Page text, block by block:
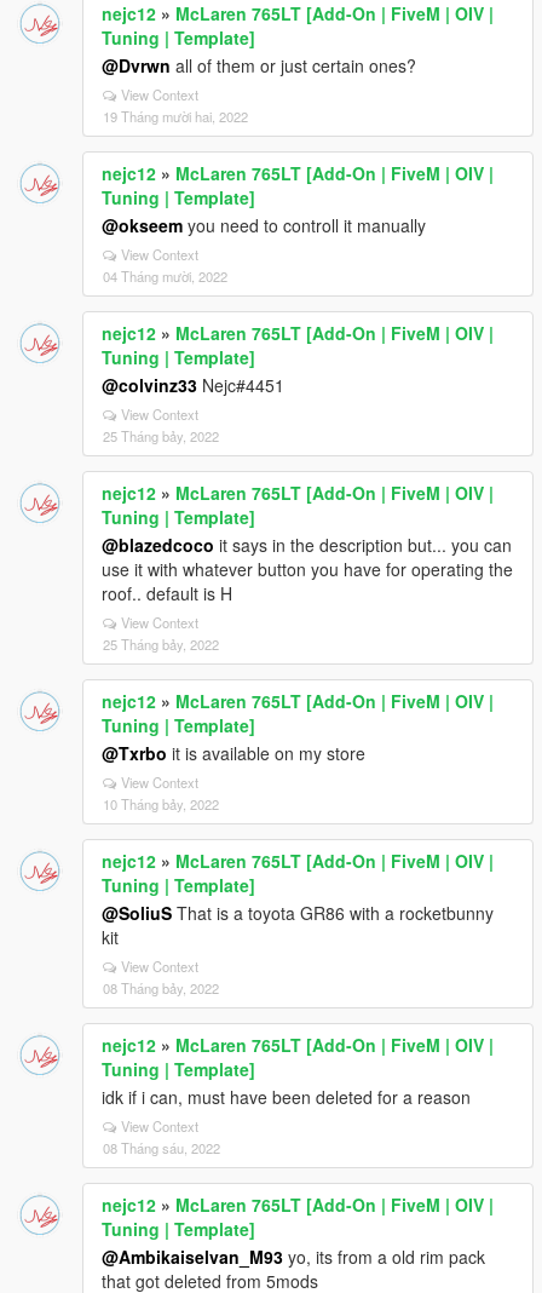
nejc12 » McLaren 765LT [Add-On | FiveM | OIV |
Tuning | Template]
@Dvrwn all of them or just certain ones?
View Context
19 Tháng mười hai, 2022
nejc12 » McLaren 765LT [Add-On | FiveM | OIV |
Tuning | Template]
@okseem you need to controll it manually
View Context
04 Tháng mười, 2022
nejc12 » McLaren 765LT [Add-On | FiveM | OIV |
Tuning | Template]
@colvinz33 Nejc#4451
View Context
25 Tháng bảy, 2022
nejc12 » McLaren 765LT [Add-On | FiveM | OIV |
Tuning | Template]
@blazedcoco it says in the description but... you can
use it with whatever button you have for operating the
roof.. default is H
View Context
25 Tháng bảy, 2022
nejc12 » McLaren 765LT [Add-On | FiveM | OIV |
Tuning | Template]
@Txrbo it is available on my store
View Context
10 Tháng bảy, 2022
nejc12 » McLaren 765LT [Add-On | FiveM | OIV |
Tuning | Template]
@SoliuS That is a toyota GR86 with a rocketbunny
kit
View Context
08 Tháng bảy, 2022
nejc12 » McLaren 765LT [Add-On | FiveM | OIV |
Tuning | Template]
idk if i can, must have been deleted for a reason
View Context
08 Tháng sáu, 2022
nejc12 » McLaren 765LT [Add-On | FiveM | OIV |
Tuning | Template]
@Ambikaiselvan_M93 yo, its from a old rim pack
that got deleted from 5mods